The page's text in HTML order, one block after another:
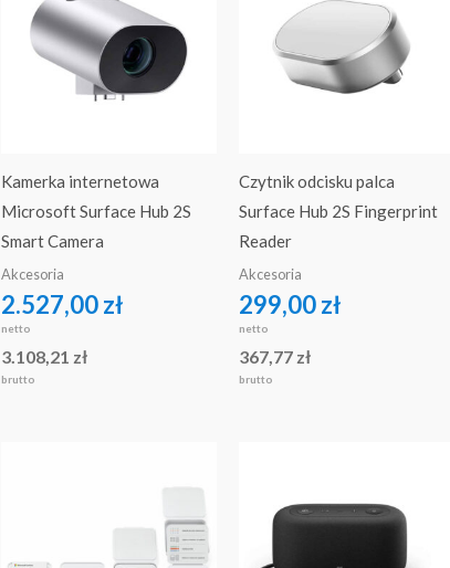
Kamerka internetowa
Microsoft Surface Hub 2S
Smart Camera
Akcesoria
2.527,00zł
netto
3.108,21 zł
brutto
Czytnik odcisku palca
Surface Hub 2S Fingerprint
Reader
Akcesoria
299,00zł
netto
367,77 zł
brutto